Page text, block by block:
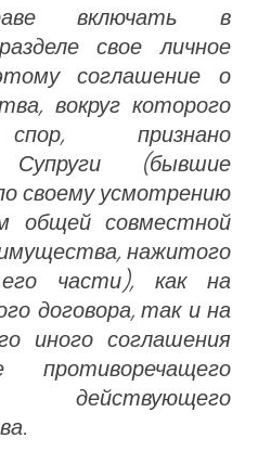
включать в
свое личное
соглашение о
вокруг которого
признано
Супруги (бывшие
своему усмотрению
общей совместной
нажитого
части), как на
договора, так и на
иного соглашения
противоречащего